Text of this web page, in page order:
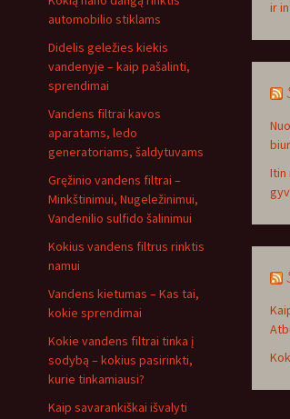
ir
Itin
automobilio stiklams
Didelis geležies kiekis
vandenyje – kaip pašalinti,
sprendimai
Vandens filtrai kavos
aparatams, ledo
generatoriams, šaldytuvams
Gręžinio vandens filtrai –
Minkštinimui, Nugeležinimui,
Vandenilio sulfido šalinimui
Kokius vandens filtrus rinktis
namui
Vandens kietumas – Kas tai,
kokie sprendimai
Kokie vandens filtrai tinka į
sodybą – kokius pasirinkti,
kurie tinkamiausi?
Kaip savarankiškai išvalyti